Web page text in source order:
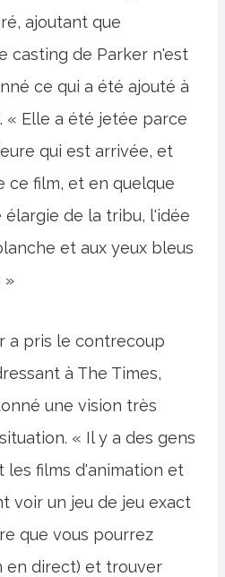
ajoutant que
casting de Parker n'est
ce qui a été ajouté à
« Elle a été jetée parce
qui est arrivée, et
ce film, et en quelque
de la tribu, l'idée
et aux yeux bleus
»
a pris le contrecoup
à The Times,
une vision très
« Il y a des gens
les films d'animation et
voir un jeu de jeu exact
que vous pourrez
en direct) et trouver